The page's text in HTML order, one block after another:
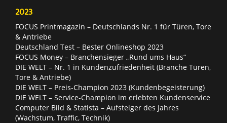
2023
FOCUS Printmagazin – Deutschlands Nr. 1 für Türen, Tore
& Antriebe
Deutschland Test – Bester Onlineshop 2023
FOCUS Money – Branchensieger „Rund ums Haus“
DIE WELT – Nr. 1 in Kundenzufriedenheit (Branche Türen,
Tore & Antriebe)
DIE WELT – Preis-Champion 2023 (Kundenbegeisterung)
DIE WELT – Service-Champion im erlebten Kundenservice
Computer Bild & Statista – Aufsteiger des Jahres
(Wachstum, Traffic, Technik)